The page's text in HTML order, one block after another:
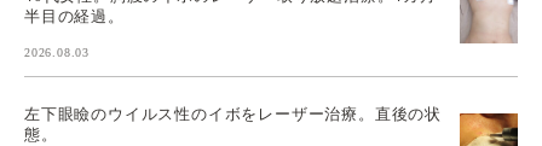
半目の経過。
2026.08.03
左下眼瞼のウイルス性のイボをレーザー治療。直後の状
態。